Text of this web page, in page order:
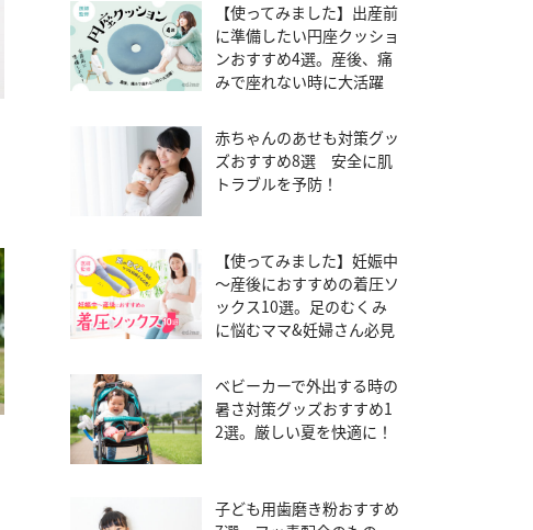
【使ってみました】出産前
に準備したい円座クッショ
ンおすすめ4選。産後、痛
みで座れない時に大活躍
赤ちゃんのあせも対策グッ
ズおすすめ8選 安全に肌
トラブルを予防！
【使ってみました】妊娠中
～産後におすすめの着圧ソ
ックス10選。足のむくみ
に悩むママ&妊婦さん必見
ベビーカーで外出する時の
暑さ対策グッズおすすめ1
2選。厳しい夏を快適に！
子ども用歯磨き粉おすすめ